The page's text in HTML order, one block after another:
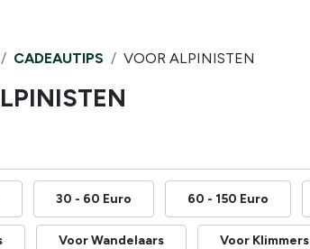
CADEAUTIPS VOOR ALPINISTEN
30 - 60 Euro 60 - 150 Euro
Voor Wandelaars Voor Klimmers